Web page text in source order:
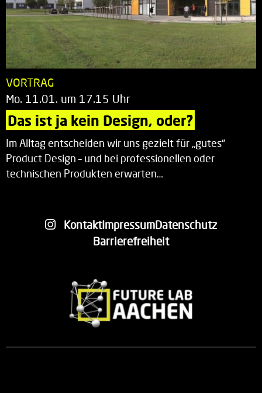
VORTRAG
Mo. 11.01. um 17.15 Uhr
Das ist ja kein Design, oder?
Im Alltag entscheiden wir uns gezielt für „gutes“
Product Design – und bei professionellen oder
technischen Produkten erwarten…
KontaktImpressumDatenschutz
Barrierefreiheit